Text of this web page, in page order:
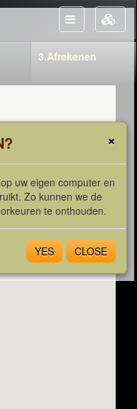
3.Afrekenen
×
uw eigen computer en
Zo kunnen we de
te onthouden.
YES CLOSE